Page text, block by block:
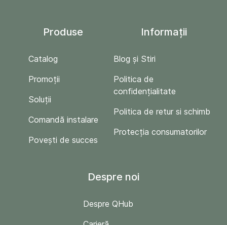
Produse
Catalog
Promoții
Soluții
Comandă instalare
Povești de succes
Informații
Blog și Stiri
Politica de
confidențialitate
Politica de retur si schimb
Protecția consumatorilor
Despre noi
Despre QHub